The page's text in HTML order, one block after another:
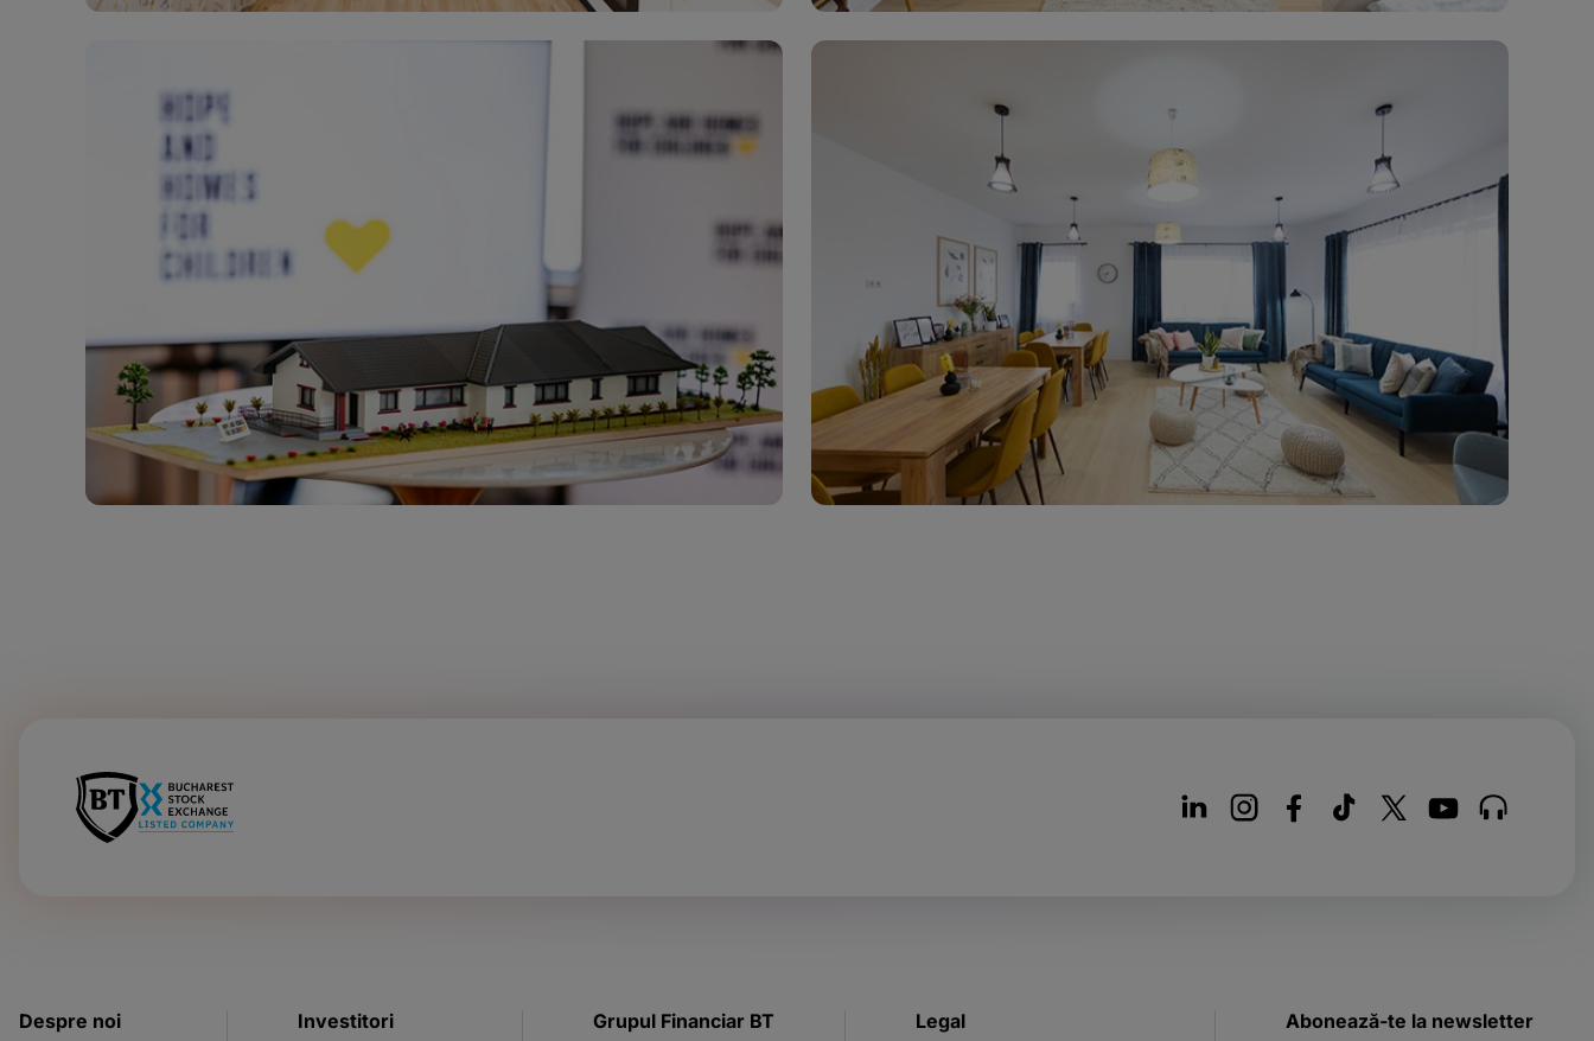
Despre noi Investitori Grupul Financiar BT Legal Abonează-te la newsletter